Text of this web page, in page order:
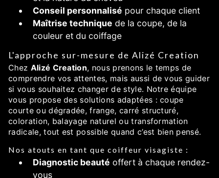
Conseil personnalisé pour chaque client
Maîtrise technique de la coupe, de la
couleur et du coiffage
L'approche sur-mesure de Alizé Creation
Chez Alizé Creation, nous prenons le temps de
comprendre vos attentes, mais aussi de vous guider
si vous souhaitez changer de style. Notre équipe
vous propose des solutions adaptées : coupe
courte ou dégradée, frange, carré structuré,
coloration, balayage naturel ou transformation
radicale, tout est possible quand c’est bien pensé.
Nos atouts en tant que coiffeur visagiste :
Diagnostic beauté offert à chaque rendez-
vous